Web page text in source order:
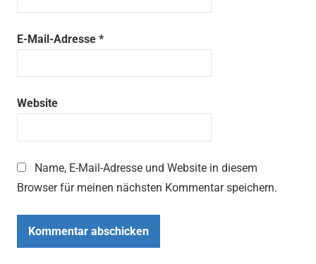
E-Mail-Adresse *
Website
Name, E-Mail-Adresse und Website in diesem
Browser für meinen nächsten Kommentar speichern.